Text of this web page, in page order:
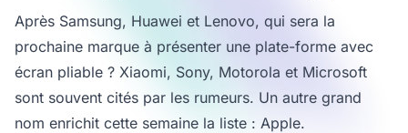
Après Samsung, Huawei et Lenovo, qui sera la
prochaine marque à présenter une plate-forme avec
écran pliable ? Xiaomi, Sony, Motorola et Microsoft
sont souvent cités par les rumeurs. Un autre grand
nom enrichit cette semaine la liste : Apple.